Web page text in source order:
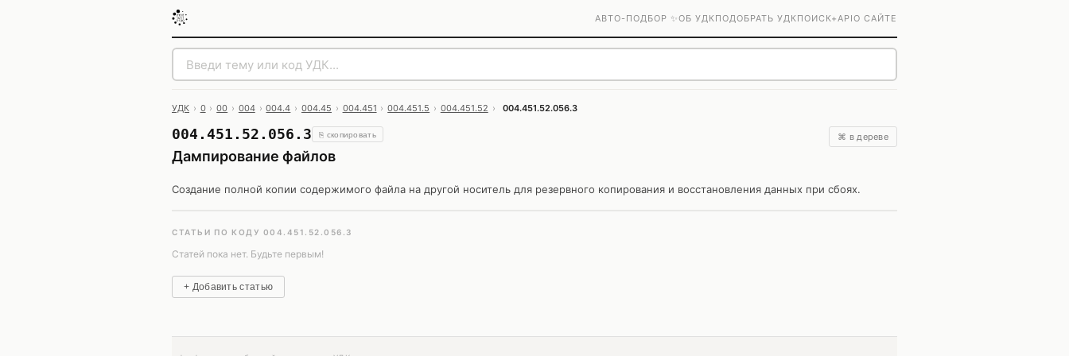
АВТО-ПОДБОР ✨ОБ УДКПОДОБРАТЬ УДКПОИСК+APIО САЙТЕ
УДК › 0 › 00 › 004 › 004.4 › 004.45 › 004.451 › 004.451.5 › 004.451.52 › 004.451.52.056.3
004.451.52.056.3 ⎘ скопировать
Дампирование файлов
⌘ в дереве
Создание полной копии содержимого файла на другой носитель для резервного копирования и восстановления данных при сбоях.
СТАТЬИ ПО КОДУ 004.451.52.056.3
Статей пока нет. Будьте первым!
+ Добавить статью